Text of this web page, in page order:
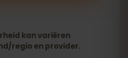
kan variëren
regio en provider.